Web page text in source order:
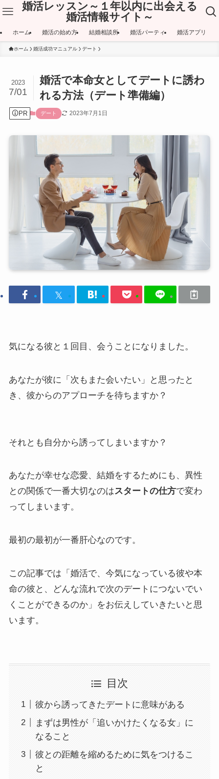
婚活レッスン～１年以内に出会える
婚活情報サイト～
ホーム 婚活の始め方 結婚相談所 婚活パーティ 婚活アプリ
ホーム 婚活成功マニュアル デート
婚活で本命女としてデートに誘わ
れる方法（デート準備編）
2023
7/01
PR デート 2023年7月1日
気になる彼と１回目、会うことになりました。
あなたが彼に「次もまた会いたい」と思ったと
き、彼からのアプローチを待ちますか？
それとも自分から誘ってしまいますか？
あなたが幸せな恋愛、結婚をするためにも、異性
との関係で一番大切なのはスタートの仕方で変わ
ってしまいます。
最初の最初が一番肝心なのです。
この記事では「婚活で、今気になっている彼や本
命の彼と、どんな流れで次のデートにつないでい
くことができるのか」をお伝えしていきたいと思
います。
目次
彼から誘ってきたデートに意味がある
まずは男性が「追いかけたくなる女」に
なること
彼との距離を縮めるために気をつけるこ
と